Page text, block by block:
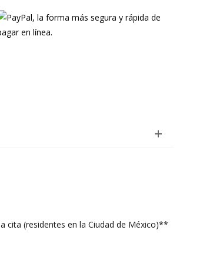
cita (residentes en la Ciudad de México)**